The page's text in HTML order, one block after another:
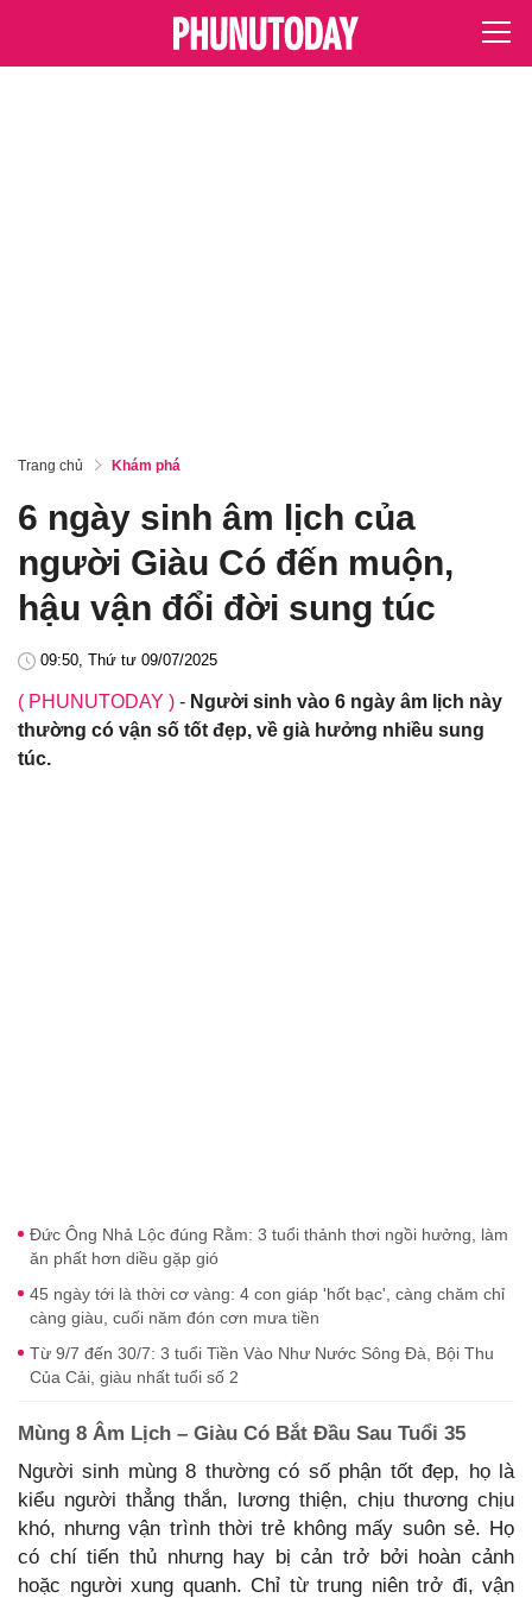
Trang chủ Khám phá
6 ngày sinh âm lịch của
người Giàu Có đến muộn,
hậu vận đổi đời sung túc
09:50, Thứ tư 09/07/2025
( PHUNUTODAY ) - Người sinh vào 6 ngày âm lịch này
thường có vận số tốt đẹp, về già hưởng nhiều sung
túc.
Đức Ông Nhả Lộc đúng Rằm: 3 tuổi thảnh thơi ngồi hưởng, làm
ăn phất hơn diều gặp gió
45 ngày tới là thời cơ vàng: 4 con giáp 'hốt bạc', càng chăm chỉ
càng giàu, cuối năm đón cơn mưa tiền
Từ 9/7 đến 30/7: 3 tuổi Tiền Vào Như Nước Sông Đà, Bội Thu
Của Cải, giàu nhất tuổi số 2
Mùng 8 Âm Lịch – Giàu Có Bắt Đầu Sau Tuổi 35
Người sinh mùng 8 thường có số phận tốt đẹp, họ là
kiểu người thẳng thắn, lương thiện, chịu thương chịu
khó, nhưng vận trình thời trẻ không mấy suôn sẻ. Họ
có chí tiến thủ nhưng hay bị cản trở bởi hoàn cảnh
hoặc người xung quanh. Chỉ từ trung niên trở đi, vận